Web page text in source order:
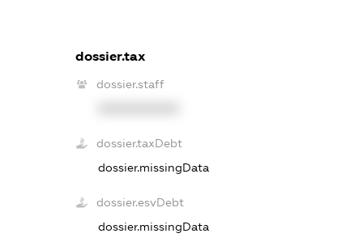
dossier.tax
dossier.staff
dossier.taxDebt
dossier.missingData
dossier.esvDebt
dossier.missingData